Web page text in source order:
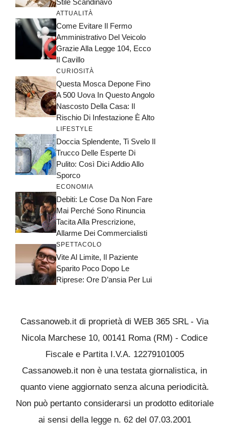
ATTUALITÀ
Come Evitare Il Fermo
Amministrativo Del Veicolo
Grazie Alla Legge 104, Ecco
Il Cavillo
CURIOSITÀ
Questa Mosca Depone Fino
A 500 Uova In Questo Angolo
Nascosto Della Casa: Il
Rischio Di Infestazione È Alto
LIFESTYLE
Doccia Splendente, Ti Svelo Il
Trucco Delle Esperte Di
Pulito: Così Dici Addio Allo
Sporco
ECONOMIA
Debiti: Le Cose Da Non Fare
Mai Perché Sono Rinuncia
Tacita Alla Prescrizione,
Allarme Dei Commercialisti
SPETTACOLO
Vite Al Limite, Il Paziente
Sparito Poco Dopo Le
Riprese: Ore D’ansia Per Lui
Cassanoweb.it di proprietà di WEB 365 SRL - Via
Nicola Marchese 10, 00141 Roma (RM) - Codice
Fiscale e Partita I.V.A. 12279101005
Cassanoweb.it non è una testata giornalistica, in
quanto viene aggiornato senza alcuna periodicità.
Non può pertanto considerarsi un prodotto editoriale
ai sensi della legge n. 62 del 07.03.2001